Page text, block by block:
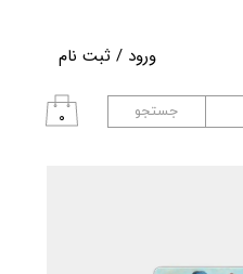
۰
ورود / ثبت نام
جستجو